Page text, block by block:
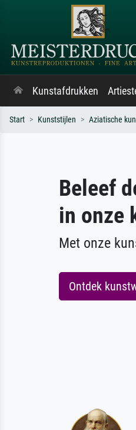
Kunstafdrukken
Start Kunststijlen Aziatische
Beleef
in onze
Met onze
Ontdek